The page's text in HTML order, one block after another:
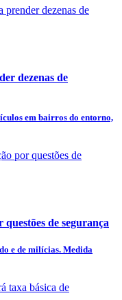
dezenas de
em bairros do entorno,
de segurança
e de milícias. Medida